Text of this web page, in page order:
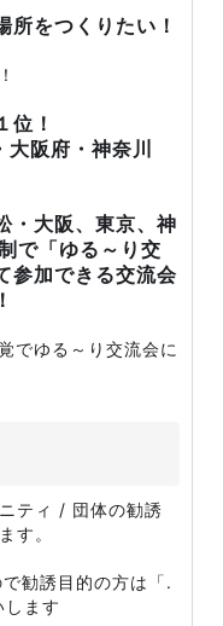
所をつくりたい！
位！
阪府・神奈川
・大阪、東京、神
で「ゆる～り交
参加できる交流会
でゆる～り交流会に
ティ / 団体の勧誘
す。
勧誘目的の方は「.
ます